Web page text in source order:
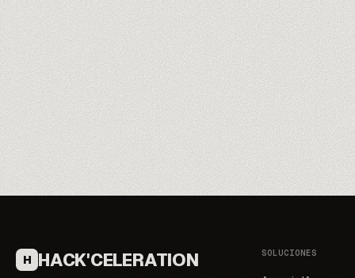
H HACK'CELERATION SOLUCIONES